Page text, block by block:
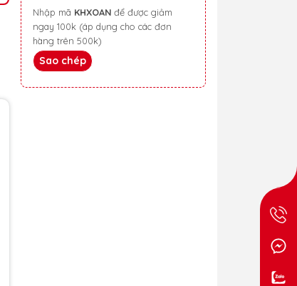
Nhập mã KHXOAN
ngay 100k (áp dụng cho các đơn
hàng trên 500k)
Sao chép